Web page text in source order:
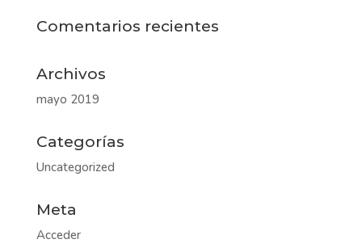
Comentarios recientes
Archivos
mayo 2019
Categorías
Uncategorized
Meta
Acceder